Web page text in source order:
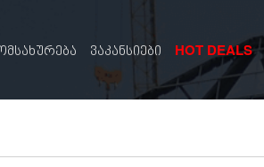
ვაკანსიები HOT DEALS